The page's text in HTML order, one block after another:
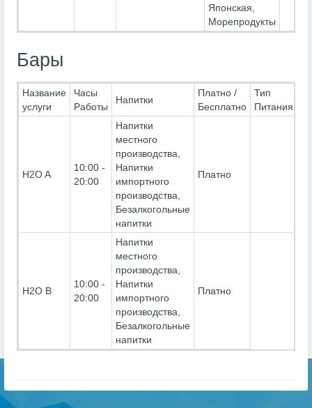
Японская,
Морепродукты
Бары
Название
услуги
Часы
Работы
Напитки
Платно /
Бесплатно
Тип
Питания
H2O A
10:00 -
20:00
Напитки
местного
производства,
Напитки
импортного
производства,
Безалкогольные
напитки
Платно
H2O B
10:00 -
20:00
Напитки
местного
производства,
Напитки
импортного
производства,
Безалкогольные
напитки
Платно